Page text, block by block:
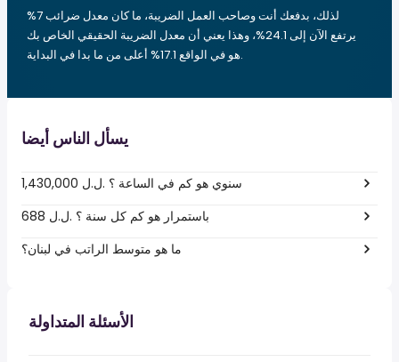
لذلك، بدفعك أنت وصاحب العمل الضريبة، ما كان معدل ضرائب 7%
يرتفع الآن إلى 24.1%، وهذا يعني أن معدل الضريبة الحقيقي الخاص بك
هو في الواقع 17.1% أعلى من ما بدا في البداية.
يسأل الناس أيضا
1,430,000 ل.ل.‎ سنوي هو كم في الساعة ؟
688 ل.ل.‎ باستمرار هو كم كل سنة ؟
ما هو متوسط الراتب في لبنان؟
الأسئلة المتداولة